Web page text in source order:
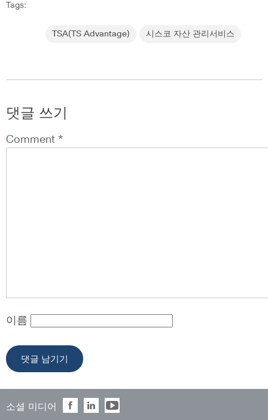
Tags:
TSA(TS Advantage) 시스코 자산 관리서비스
댓글 쓰기
Comment *
이름
소셜 미디어